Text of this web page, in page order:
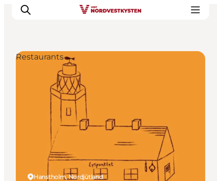
Urlaubsorte
Inspiration
Events
Unterkunft
Mach deine Urlaubsplanung
Hanstholm, Nordjütland
Restaurants